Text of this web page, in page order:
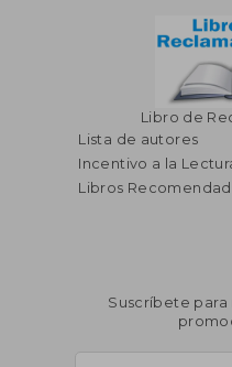
Libro de
Lista de autores
Incentivo a la
Libros
Suscríbete